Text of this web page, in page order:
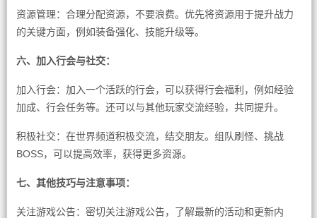
资源管理：合理分配资源，不要浪费。优先将资源用于提升战力
的关键方面，例如装备强化、技能升级等。
六、加入行会与社交：
加入行会：加入一个活跃的行会，可以获得行会福利，例如经验
加成、行会任务等。还可以与其他玩家交流经验，共同提升。
积极社交：在世界频道积极交流，结交朋友。组队刷怪、挑战
BOSS，可以提高效率，获得更多资源。
七、其他技巧与注意事项：
关注游戏公告：密切关注游戏公告，了解最新的活动和更新内